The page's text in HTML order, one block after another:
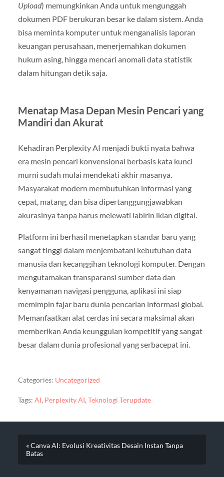
Upload) memungkinkan Anda untuk mengunggah
dokumen PDF berukuran besar ke dalam sistem. Anda
bisa meminta komputer untuk menganalisis laporan
keuangan perusahaan, menerjemahkan dokumen
hukum asing, hingga mencari anomali data statistik
dalam hitungan detik saja.
Menatap Masa Depan Mesin Pencari yang
Mandiri dan Akurat
Kehadiran Perplexity AI menjadi bukti nyata bahwa
era mesin pencari konvensional berbasis kata kunci
murni sudah mulai mendekati akhir masanya.
Masyarakat modern membutuhkan informasi yang
cepat, matang, dan bisa dipertanggungjawabkan
akurasinya tanpa harus melewati labirin iklan digital.
Platform ini berhasil menetapkan standar baru yang
sangat tinggi dalam menjembatani kebutuhan data
manusia dan kecanggihan teknologi komputer. Dengan
mengutamakan transparansi sumber data dan
kenyamanan navigasi pengguna, aplikasi ini siap
memimpin fajar baru dunia pencarian informasi global.
Memanfaatkan alat cerdas ini secara maksimal akan
memberikan Anda keunggulan kompetitif yang sangat
besar dalam dunia profesional yang serbacepat ini.
Categories: Uncategorized
Tags: AI, Perplexity AI,Teknologi Terupdate
« Canva AI: Evolusi Kreativitas Desain Instan Tanpa
Batas